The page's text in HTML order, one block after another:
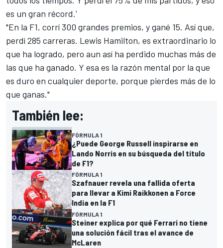
es un gran récord.'
"En la F1, corrí 300 grandes premios, y gané 15. Así que,
perdí 285 carreras. Lewis Hamilton, es extraordinario lo
que ha logrado, pero aun así ha perdido muchas más de
las que ha ganado. Y esa es la razón mental por la que
es duro en cualquier deporte, porque pierdes más de lo
que ganas."
También lee:
FÓRMULA 1
¿Puede George Russell inspirarse en
Lando Norris en su búsqueda del título
de F1?
FÓRMULA 1
Szafnauer revela una fallida oferta
para llevar a Kimi Raikkonen a Force
India en la F1
FÓRMULA 1
Steiner explica por qué Ferrari no tiene
una solución fácil tras el avance de
McLaren